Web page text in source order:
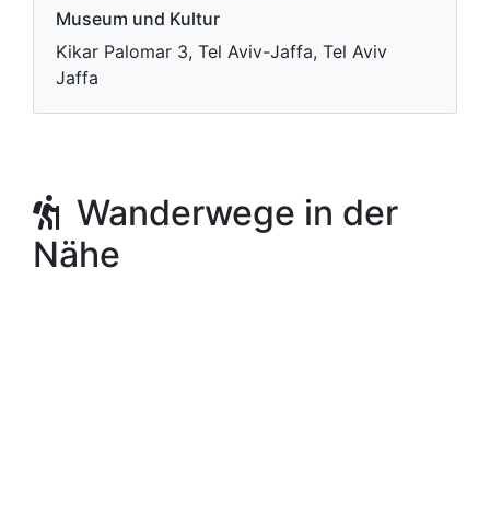
Museum und Kultur
Kikar Palomar 3, Tel Aviv-Jaffa, Tel Aviv
Jaffa
Wanderwege in der
Nähe